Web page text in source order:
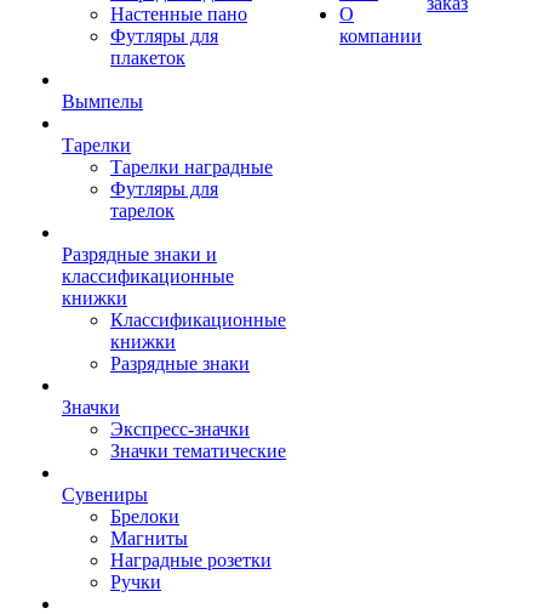
Настенные пано
Футляры для
плакеток
Вымпелы
Тарелки
Тарелки наградные
Футляры для
тарелок
Разрядные знаки и
классификационные
книжки
Классификационные
книжки
Разрядные знаки
Значки
Экспресс-значки
Значки тематические
Сувениры
Брелоки
Магниты
Наградные розетки
Ручки
О
компании